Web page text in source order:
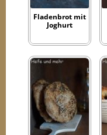
Fladenbrot mit
Joghurt